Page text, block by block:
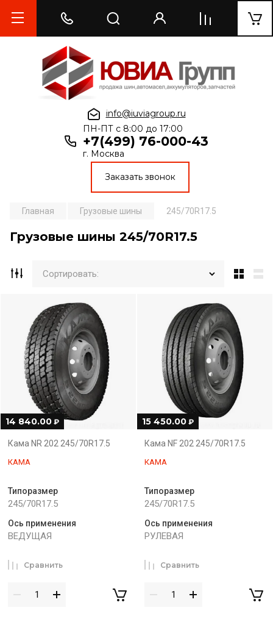
info@iuviagroup.ru
ПН-ПТ с 8:00 до 17:00
+7(499) 76-000-43
г. Москва
Заказать звонок
Главная Грузовые шины 245/70R17.5
Грузовые шины 245/70R17.5
Сортировать:
14 840.00 ₽
Кама NR 202 245/70R17.5
КАМА
Типоразмер
245/70R17.5
Ось применения
ВЕДУЩАЯ
Сравнить
15 450.00 ₽
Кама NF 202 245/70R17.5
КАМА
Типоразмер
245/70R17.5
Ось применения
РУЛЕВАЯ
Сравнить